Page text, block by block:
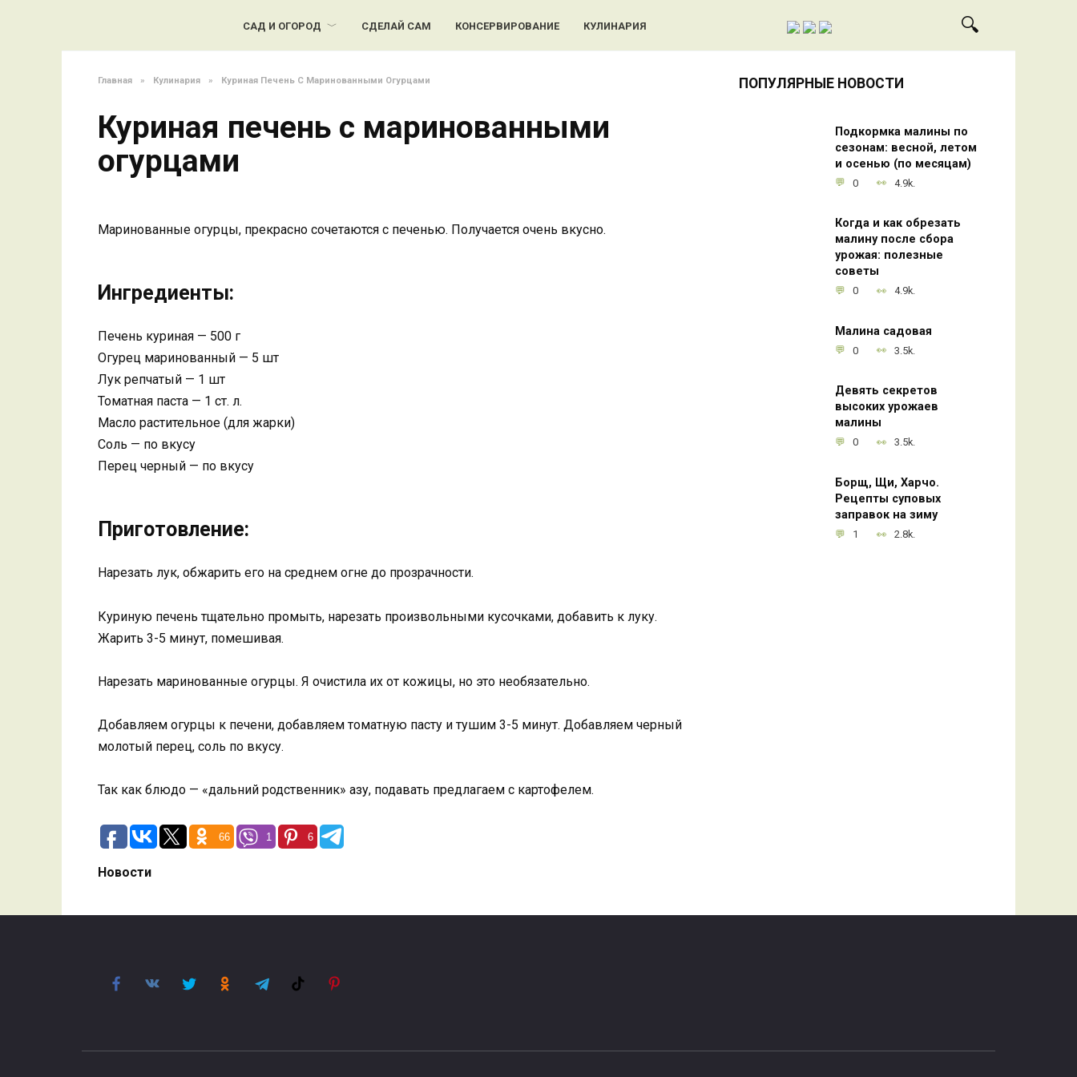
САД И ОГОРОД СДЕЛАЙ САМ КОНСЕРВИРОВАНИЕ КУЛИНАРИЯ
Главная » Кулинария » Куриная Печень С Маринованными Огурцами
Куриная печень с маринованными
огурцами
Маринованные огурцы, прекрасно сочетаются с печенью. Получается очень вкусно.
Ингредиенты:
Печень куриная — 500 г
Огурец маринованный — 5 шт
Лук репчатый — 1 шт
Томатная паста — 1 ст. л.
Масло растительное (для жарки)
Соль — по вкусу
Перец черный — по вкусу
Приготовление:
Нарезать лук, обжарить его на среднем огне до прозрачности.
Куриную печень тщательно промыть, нарезать произвольными кусочками, добавить к луку.
Жарить 3-5 минут, помешивая.
Нарезать маринованные огурцы. Я очистила их от кожицы, но это необязательно.
Добавляем огурцы к печени, добавляем томатную пасту и тушим 3-5 минут. Добавляем черный
молотый перец, соль по вкусу.
Так как блюдо — «дальний родственник» азу, подавать предлагаем с картофелем.
66 1 6
Новости
ПОПУЛЯРНЫЕ НОВОСТИ
Подкормка малины по
сезонам: весной, летом
и осенью (по месяцам)
0 4.9k.
Когда и как обрезать
малину после сбора
урожая: полезные
советы
0 4.9k.
Малина садовая
0 3.5k.
Девять секретов
высоких урожаев
малины
0 3.5k.
Борщ, Щи, Харчо.
Рецепты суповых
заправок на зиму
1 2.8k.